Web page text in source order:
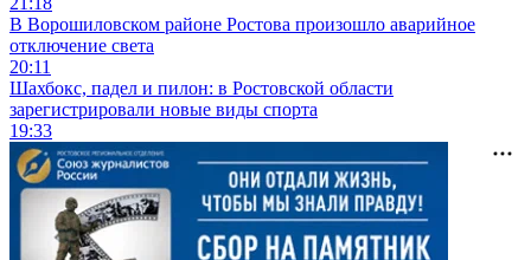
В Ворошиловском районе Ростова произошло аварийное
отключение света
20:11
Шахбокс, падел и пилон: в Ростовской области
зарегистрировали новые виды спорта
19:33